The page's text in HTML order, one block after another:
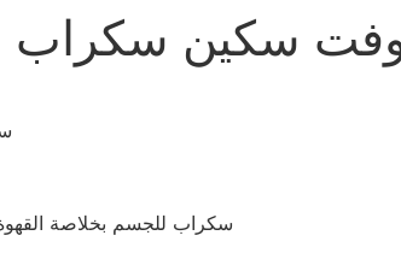
سكين سكراب
سكراب للجسم بخلاصة